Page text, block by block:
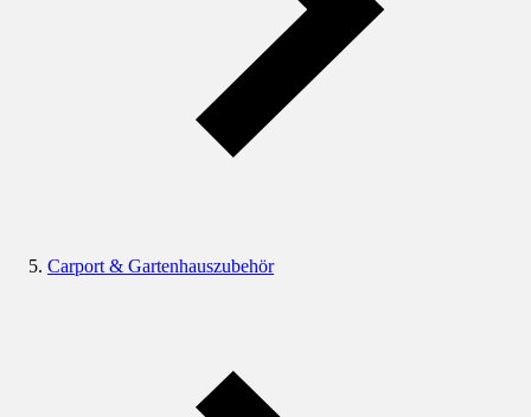
Carport & Gartenhauszubehör